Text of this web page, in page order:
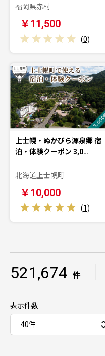
福岡県赤村
￥11,500
(0)
上士幌・ぬかびら源泉郷 宿
泊・体験クーポン 3,0…
北海道上士幌町
￥10,000
(1)
521,674 件
表示件数